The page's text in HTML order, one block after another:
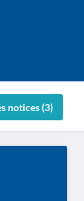
notices (3)